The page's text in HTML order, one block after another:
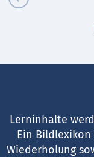
Lerninhalte
Ein
Wiederholung